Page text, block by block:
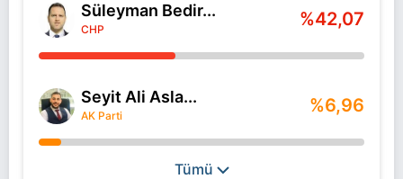
Süleyman Bedir...
CHP %42,07
Seyit Ali Asla...
AK Parti %6,96
Tümü